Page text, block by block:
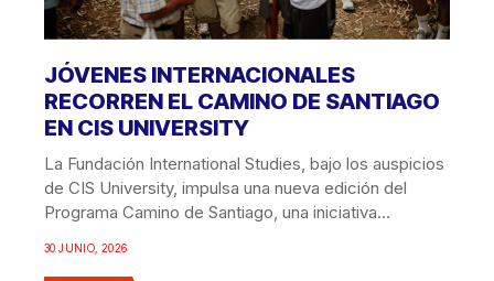
JÓVENES INTERNACIONALES
RECORREN EL CAMINO DE SANTIAGO
EN CIS UNIVERSITY
La Fundación International Studies, bajo los auspicios
de CIS University, impulsa una nueva edición del
Programa Camino de Santiago, una iniciativa
30 JUNIO, 2026